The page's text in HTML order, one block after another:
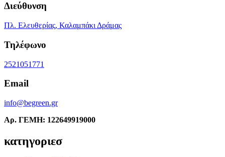
Διεύθυνση
Πλ. Ελευθερίας, Καλαμπάκι Δράμας
Τηλέφωνο
2521051771
Email
info@begreen.gr
Αρ. ΓΕΜΗ: 122649919000
κατηγοριεσ